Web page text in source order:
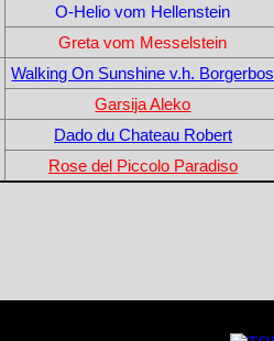
O-Helio vom Hellenstein
Greta vom Messelstein
Walking On Sunshine v.h. Borgerbos
Garsija Aleko
Dado du Chateau Robert
Rose del Piccolo Paradiso